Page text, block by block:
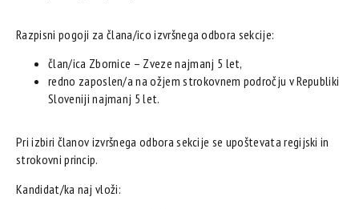
Razpisni pogoji za člana/ico izvršnega odbora sekcije:
član/ica Zbornice – Zveze najmanj 5 let,
redno zaposlen/a na ožjem strokovnem področju v Republiki
Sloveniji najmanj 5 let.
Pri izbiri članov izvršnega odbora sekcije se upoštevata regijski in
strokovni princip.
Kandidat/ka naj vloži: